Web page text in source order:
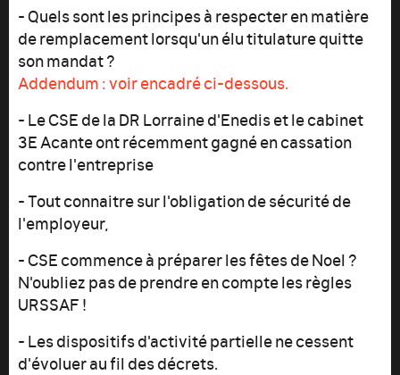
- Quels sont les principes à respecter en matière
de remplacement lorsqu'un élu titulature quitte
son mandat ?
Addendum : voir encadré ci-dessous.
- Le CSE de la DR Lorraine d'Enedis et le cabinet
3E Acante ont récemment gagné en cassation
contre l'entreprise
- Tout connaitre sur l'obligation de sécurité de
l'employeur,
- CSE commence à préparer les fêtes de Noel ?
N'oubliez pas de prendre en compte les règles
URSSAF !
- Les dispositifs d'activité partielle ne cessent
d'évoluer au fil des décrets.